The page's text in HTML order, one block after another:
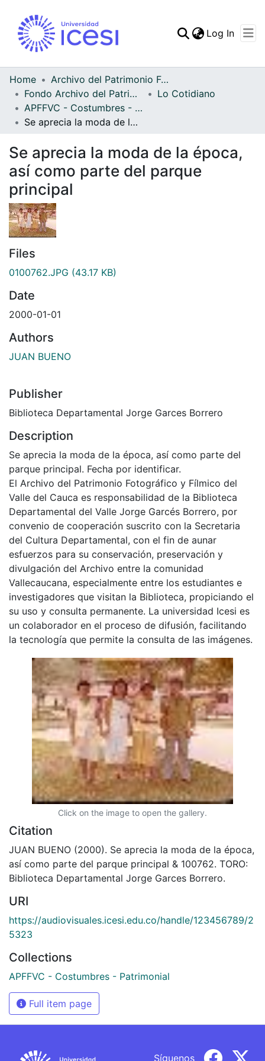
Statistics
Log In
Home
Archivo del Patrimonio Fotográfico y Fílmico del Valle del Cauca
Fondo Archivo del Patrimonio Fotográfico y Fílmico del Valle del Cauca
Lo Cotidiano
APFFVC - Costumbres - Patrimonial
Se aprecia la moda de la época, así como parte del parque principal
Se aprecia la moda de la época,
así como parte del parque
principal
Files
0100762.JPG (43.17 KB)
Date
2000-01-01
Authors
JUAN BUENO
Publisher
Biblioteca Departamental Jorge Garces Borrero
Description
Se aprecia la moda de la época, así como parte del
parque principal. Fecha por identificar.
El Archivo del Patrimonio Fotográfico y Fílmico del
Valle del Cauca es responsabilidad de la Biblioteca
Departamental del Valle Jorge Garcés Borrero, por
convenio de cooperación suscrito con la Secretaria
del Cultura Departamental, con el fin de aunar
esfuerzos para su conservación, preservación y
divulgación del Archivo entre la comunidad
Vallecaucana, especialmente entre los estudiantes e
investigadores que visitan la Biblioteca, propiciando el
su uso y consulta permanente. La universidad Icesi es
un colaborador en el proceso de difusión, facilitando
la tecnología que permite la consulta de las imágenes.
Click on the image to open the gallery.
Citation
JUAN BUENO (2000). Se aprecia la moda de la época,
así como parte del parque principal & 100762. TORO:
Biblioteca Departamental Jorge Garces Borrero.
URI
https://audiovisuales.icesi.edu.co/handle/123456789/2
5323
Collections
APFFVC - Costumbres - Patrimonial
Full item page
Síguenos